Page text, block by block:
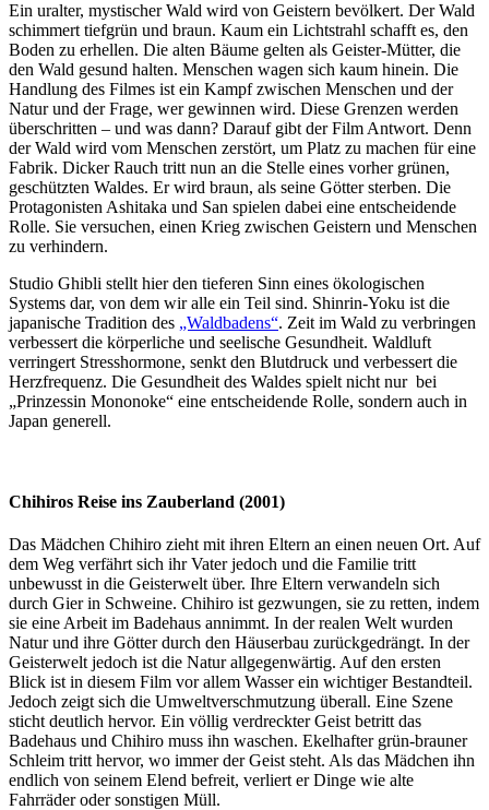
Ein uralter, mystischer Wald wird von Geistern bevölkert. Der Wald
schimmert tiefgrün und braun. Kaum ein Lichtstrahl schafft es, den
Boden zu erhellen. Die alten Bäume gelten als Geister-Mütter, die
den Wald gesund halten. Menschen wagen sich kaum hinein. Die
Handlung des Filmes ist ein Kampf zwischen Menschen und der
Natur und der Frage, wer gewinnen wird. Diese Grenzen werden
überschritten – und was dann? Darauf gibt der Film Antwort. Denn
der Wald wird vom Menschen zerstört, um Platz zu machen für eine
Fabrik. Dicker Rauch tritt nun an die Stelle eines vorher grünen,
geschützten Waldes. Er wird braun, als seine Götter sterben. Die
Protagonisten Ashitaka und San spielen dabei eine entscheidende
Rolle. Sie versuchen, einen Krieg zwischen Geistern und Menschen
zu verhindern.
Studio Ghibli stellt hier den tieferen Sinn eines ökologischen
Systems dar, von dem wir alle ein Teil sind. Shinrin-Yoku ist die
japanische Tradition des „Waldbadens“. Zeit im Wald zu verbringen
verbessert die körperliche und seelische Gesundheit. Waldluft
verringert Stresshormone, senkt den Blutdruck und verbessert die
Herzfrequenz. Die Gesundheit des Waldes spielt nicht nur bei
„Prinzessin Mononoke“ eine entscheidende Rolle, sondern auch in
Japan generell.
Chihiros Reise ins Zauberland (2001)
Das Mädchen Chihiro zieht mit ihren Eltern an einen neuen Ort. Auf
dem Weg verfährt sich ihr Vater jedoch und die Familie tritt
unbewusst in die Geisterwelt über. Ihre Eltern verwandeln sich
durch Gier in Schweine. Chihiro ist gezwungen, sie zu retten, indem
sie eine Arbeit im Badehaus annimmt. In der realen Welt wurden
Natur und ihre Götter durch den Häuserbau zurückgedrängt. In der
Geisterwelt jedoch ist die Natur allgegenwärtig. Auf den ersten
Blick ist in diesem Film vor allem Wasser ein wichtiger Bestandteil.
Jedoch zeigt sich die Umweltverschmutzung überall. Eine Szene
sticht deutlich hervor. Ein völlig verdreckter Geist betritt das
Badehaus und Chihiro muss ihn waschen. Ekelhafter grün-brauner
Schleim tritt hervor, wo immer der Geist steht. Als das Mädchen ihn
endlich von seinem Elend befreit, verliert er Dinge wie alte
Fahrräder oder sonstigen Müll.